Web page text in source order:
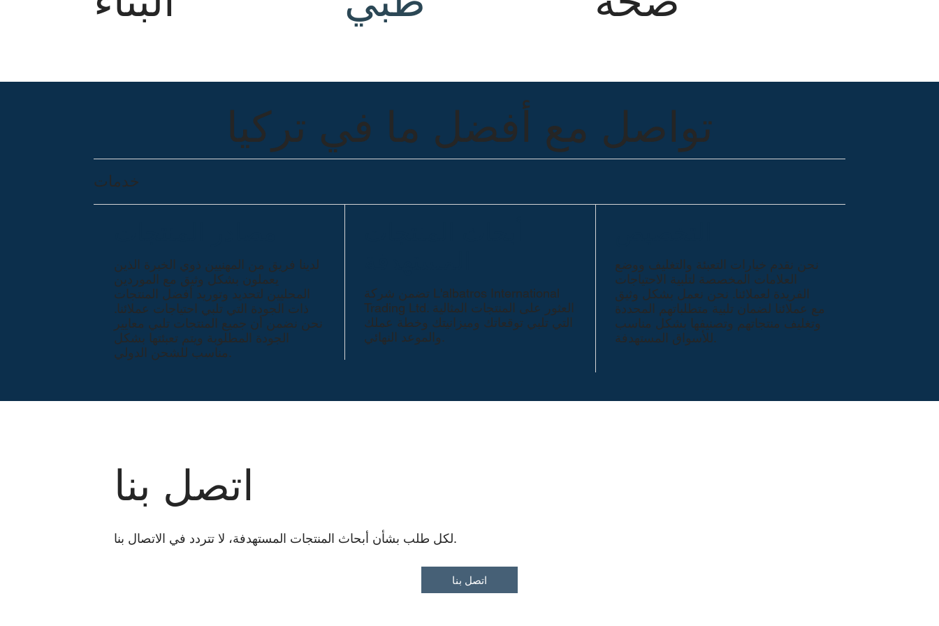
اتصل بنا
لكل طلب بشأن أبحاث المنتجات المستهدفة، لا تتردد في الاتصال بنا.
اتصل بنا
تواصل مع أفضل ما في تركيا
خدمات
تضمن شركة L'albatros International
Trading Ltd. العثور على المنتجات المثالية
التي تلبي توقعاتك وميزانيتك وخطة عملك
والموعد النهائي.
نحن نقدم خيارات التعبئة والتغليف ووضع
العلامات المخصصة لتلبية الاحتياجات
الفريدة لعملائنا. نحن نعمل بشكل وثيق
مع عملائنا لضمان تلبية متطلباتهم المحددة
وتغليف منتجاتهم وتصنيفها بشكل مناسب
للأسواق المستهدفة.
لدينا فريق من المهنيين ذوي الخبرة الذين
يعملون بشكل وثيق مع الموردين
المحليين لتحديد وتوريد أفضل المنتجات
ذات الجودة التي تلبي احتياجات عملائنا.
نحن نضمن أن جميع المنتجات تلبي معايير
الجودة المطلوبة ويتم تعبئتها بشكل
مناسب للشحن الدولي.